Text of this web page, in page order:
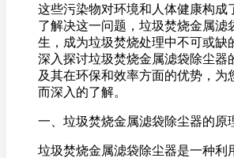
这些污染物对环境和人体健康构成
了解决这一问题，垃圾焚烧金属滤
生，成为垃圾焚烧处理中不可或缺
深入探讨垃圾焚烧金属滤袋除尘器
及其在环保和效率方面的优势，为
而深入的了解。
一、垃圾焚烧金属滤袋除尘器的原
垃圾焚烧金属滤袋除尘器是一种利